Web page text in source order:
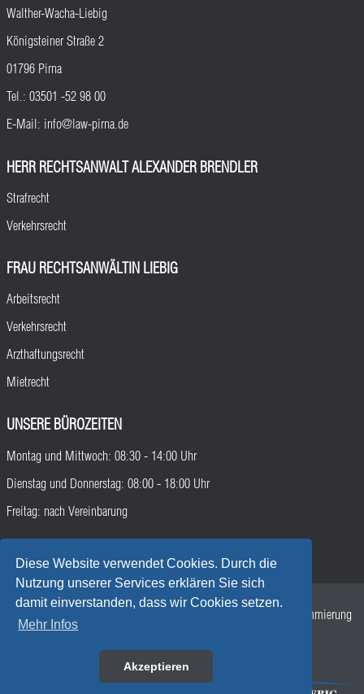
Diese Website verwendet Cookies. Durch die
Nutzung unserer Services erklären Sie sich
damit einverstanden, dass wir Cookies setzen.
Mehr Infos
Akzeptieren
Walther-Wacha-Liebig
Königsteiner Straße 2
01796 Pirna
Tel.: 03501 -52 98 00
E-Mail: info@law-pirna.de
HERR RECHTSANWALT ALEXANDER BRENDLER
Strafrecht
Verkehrsrecht
FRAU RECHTSANWÄLTIN LIEBIG
Arbeitsrecht
Verkehrsrecht
Arzthaftungsrecht
Mietrecht
UNSERE BÜROZEITEN
Montag und Mittwoch: 08:30 - 14:00 Uhr
Dienstag und Donnerstag: 08:00 - 18:00 Uhr
Freitag: nach Vereinbarung
©2026 Rechtsanwälte Walther-Wacha-Liebig | Design und Programmierung
durchkinderDerZeit